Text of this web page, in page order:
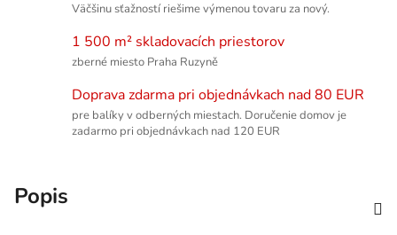
Väčšinu sťažností riešime výmenou tovaru za nový.
1 500 m² skladovacích priestorov
zberné miesto Praha Ruzyně
Doprava zdarma pri objednávkach nad 80 EUR
pre balíky v odberných miestach. Doručenie domov je
zadarmo pri objednávkach nad 120 EUR
Popis